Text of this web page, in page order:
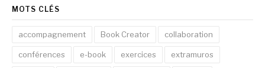
MOTS CLÉS
accompagnement Book Creator collaboration
conférences e-book exercices extramuros